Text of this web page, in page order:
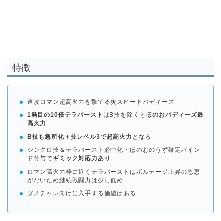
特徴
速攻ロマン超高火力を撃てる炎スピードバディーズ
1発目の10倍テラバースト はB技を除くと ほのおバディーズ最
高火力
B技も急所化＋技レベル3で超高火力 となる
シンクロ技＆テラバースト必中化・ほのおのうず確定バイン
ド付与でギミック対応力あり
ロマン高火力枠に近くテラバーストはボルテージ上昇の恩恵
がないため継続戦闘力は少し低め
ダメチャレ向けに入手する価値はある